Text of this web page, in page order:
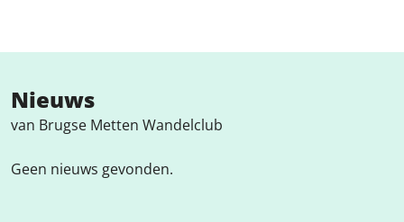
Nieuws
van Brugse Metten Wandelclub
Geen nieuws gevonden.